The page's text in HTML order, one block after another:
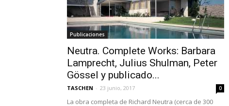
Publicaciones
Neutra. Complete Works: Barbara
Lamprecht, Julius Shulman, Peter
Gössel y publicado...
TASCHEN - 23 junio, 2017 0
La obra completa de Richard Neutra (cerca de 300